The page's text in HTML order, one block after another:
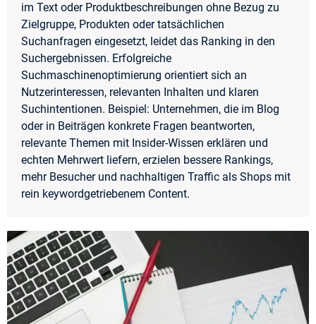
im Text oder Produktbeschreibungen ohne Bezug zu
Zielgruppe, Produkten oder tatsächlichen
Suchanfragen eingesetzt, leidet das Ranking in den
Suchergebnissen. Erfolgreiche
Suchmaschinenoptimierung orientiert sich an
Nutzerinteressen, relevanten Inhalten und klaren
Suchintentionen. Beispiel: Unternehmen, die im Blog
oder in Beiträgen konkrete Fragen beantworten,
relevante Themen mit Insider-Wissen erklären und
echten Mehrwert liefern, erzielen bessere Rankings,
mehr Besucher und nachhaltigen Traffic als Shops mit
rein keywordgetriebenem Content.